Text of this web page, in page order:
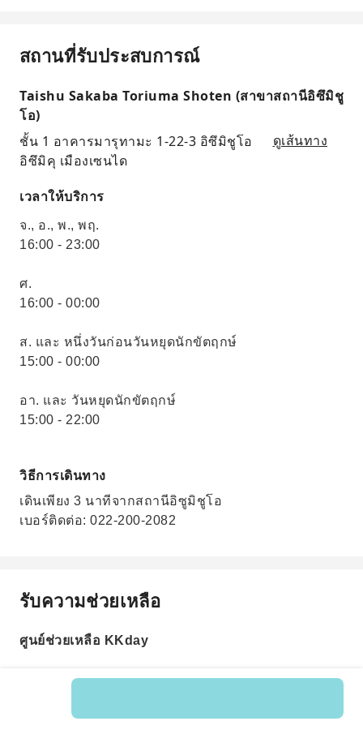
สถานที่รับประสบการณ์
Taishu Sakaba Toriuma Shoten (สาขาสถานีอิซึมิชู
โอ)
ชั้น 1 อาคารมารุทามะ 1-22-3 อิซึมิชูโอ
อิซึมิคุ เมืองเซนได
ดูเส้นทาง
เวลาให้บริการ
จ., อ., พ., พฤ.
16:00 - 23:00
ศ.
16:00 - 00:00
ส. และ หนึ่งวันก่อนวันหยุดนักขัตฤกษ์
15:00 - 00:00
อา. และ วันหยุดนักขัตฤกษ์
15:00 - 22:00
วิธีการเดินทาง
เดินเพียง 3 นาทีจากสถานีอิซูมิชูโอ
เบอร์ติดต่อ: 022-200-2082
รับความช่วยเหลือ
ศูนย์ช่วยเหลือ KKday
รหัสสินค้า: 542375